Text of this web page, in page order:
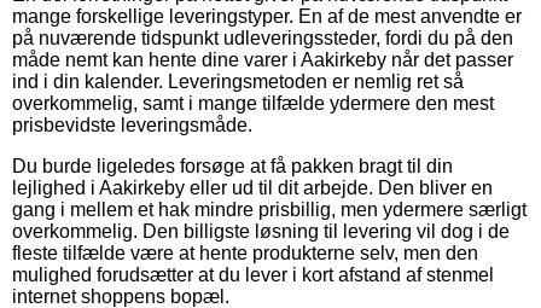
mange forskellige leveringstyper. En af de mest anvendte er
på nuværende tidspunkt udleveringssteder, fordi du på den
måde nemt kan hente dine varer i Aakirkeby når det passer
ind i din kalender. Leveringsmetoden er nemlig ret så
overkommelig, samt i mange tilfælde ydermere den mest
prisbevidste leveringsmåde.
Du burde ligeledes forsøge at få pakken bragt til din
lejlighed i Aakirkeby eller ud til dit arbejde. Den bliver en
gang i mellem et hak mindre prisbillig, men ydermere særligt
overkommelig. Den billigste løsning til levering vil dog i de
fleste tilfælde være at hente produkterne selv, men den
mulighed forudsætter at du lever i kort afstand af stenmel
internet shoppens bopæl.